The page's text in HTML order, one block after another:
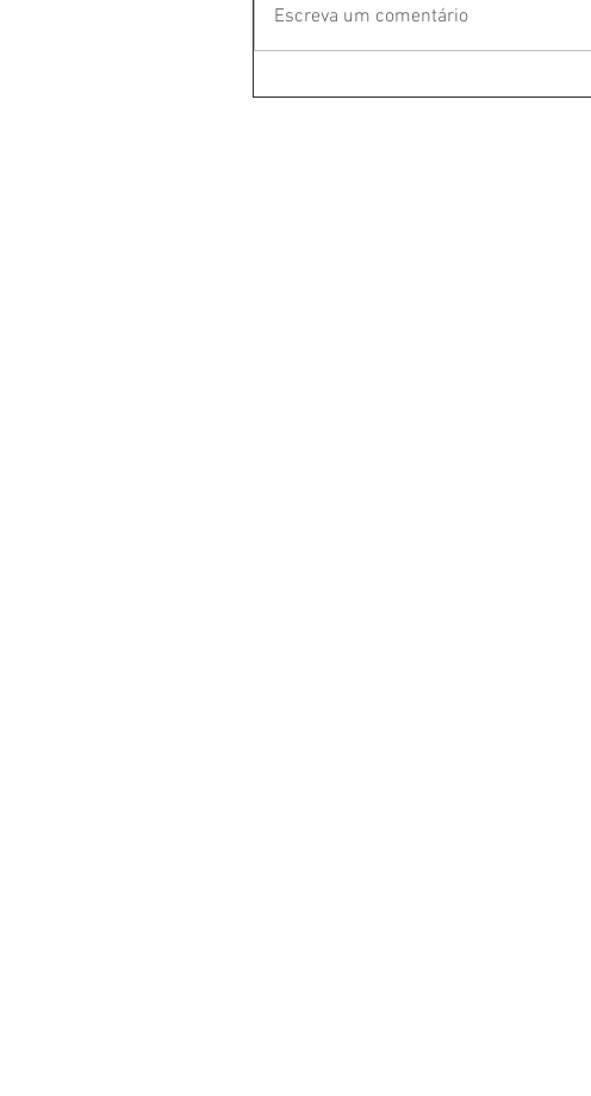
Escreva um comentário